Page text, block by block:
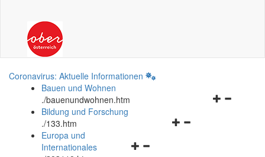
Coronavirus: Aktuelle Informationen
Bauen und Wohnen
./bauenundwohnen.htm
Navigationsmenü
Bildung und Forschung
./133.htm
Navigationsmenü
Europa und
Internationales